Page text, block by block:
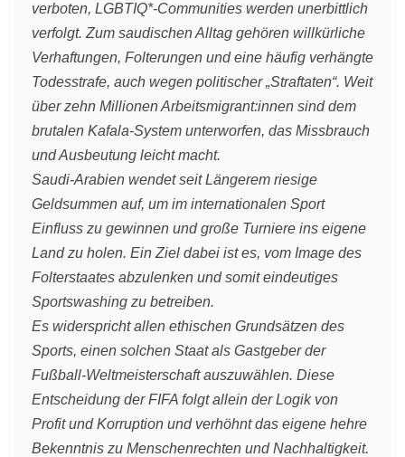
verboten, LGBTIQ*-Communities werden unerbittlich
verfolgt. Zum saudischen Alltag gehören willkürliche
Verhaftungen, Folterungen und eine häufig verhängte
Todesstrafe, auch wegen politischer „Straftaten“. Weit
über zehn Millionen Arbeitsmigrant:innen sind dem
brutalen Kafala-System unterworfen, das Missbrauch
und Ausbeutung leicht macht.
Saudi-Arabien wendet seit Längerem riesige
Geldsummen auf, um im internationalen Sport
Einfluss zu gewinnen und große Turniere ins eigene
Land zu holen. Ein Ziel dabei ist es, vom Image des
Folterstaates abzulenken und somit eindeutiges
Sportswashing zu betreiben.
Es widerspricht allen ethischen Grundsätzen des
Sports, einen solchen Staat als Gastgeber der
Fußball-Weltmeisterschaft auszuwählen. Diese
Entscheidung der FIFA folgt allein der Logik von
Profit und Korruption und verhöhnt das eigene hehre
Bekenntnis zu Menschenrechten und Nachhaltigkeit.